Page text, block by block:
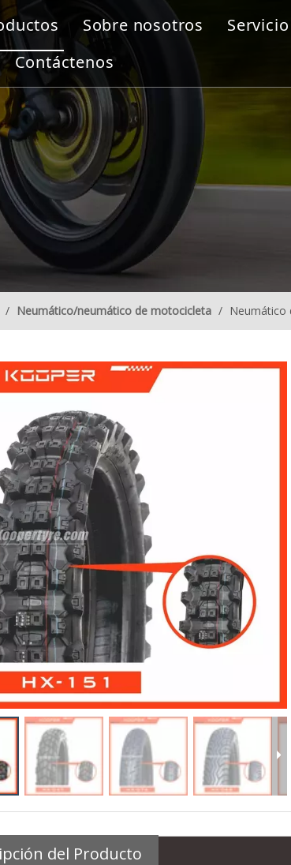
Sobre nosotros Servicio
Contáctenos
/ Neumático/neumático de motocicleta / Neumático
del Producto